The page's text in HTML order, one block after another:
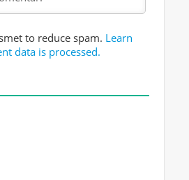
to reduce spam. Learn
data is processed.